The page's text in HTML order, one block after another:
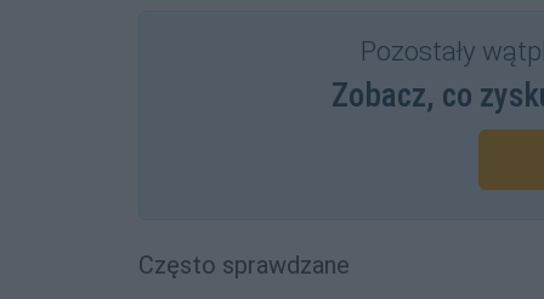
Pozostały
Zobacz, co
Często sprawdzane